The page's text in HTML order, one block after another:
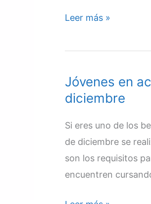
Bono
$
pesos
|
cuándo
se
puede
cobrar
Leer más »
Jóvenes en
diciembre
Si eres uno de los
de diciembre se
son los requisitos
encuentren